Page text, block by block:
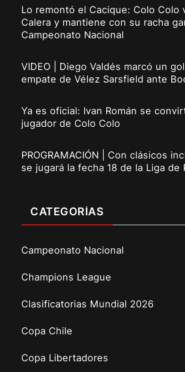
Lo remontó el Cacique: Colo Colo
Calera y mantiene con su racha
Campeonato Nacional
VIDEO | Diego Valdés marcó un
empate de Vélez Sarsfield ante
Ya es oficial: Ivan Román se
jugador de Colo Colo
PROGRAMACIÓN | Con clásicos
se jugará la fecha 18 de la Liga de
CATEGORÍAS
Campeonato Nacional
Champions League
Clasificatorias Mundial 2026
Copa Chile
Copa Libertadores